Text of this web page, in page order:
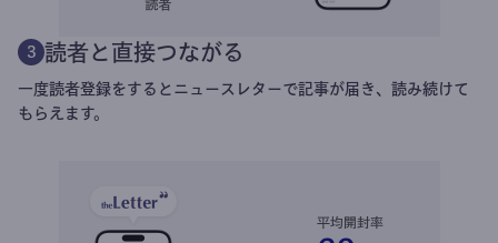
3 読者と直接つながる
一度読者登録をするとニュースレターで記事が届き、読み続けて
もらえます。